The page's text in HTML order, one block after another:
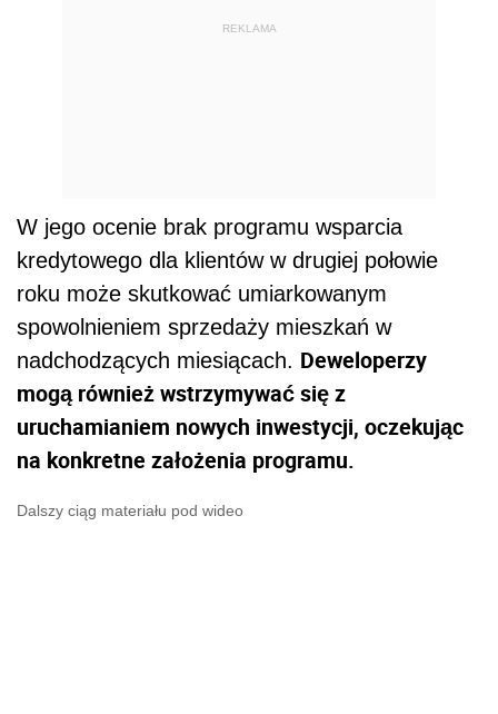
REKLAMA
W jego ocenie brak programu wsparcia
kredytowego dla klientów w drugiej połowie
roku może skutkować umiarkowanym
spowolnieniem sprzedaży mieszkań w
nadchodzących miesiącach. Deweloperzy
mogą również wstrzymywać się z
uruchamianiem nowych inwestycji, oczekując
na konkretne założenia programu.
Dalszy ciąg materiału pod wideo